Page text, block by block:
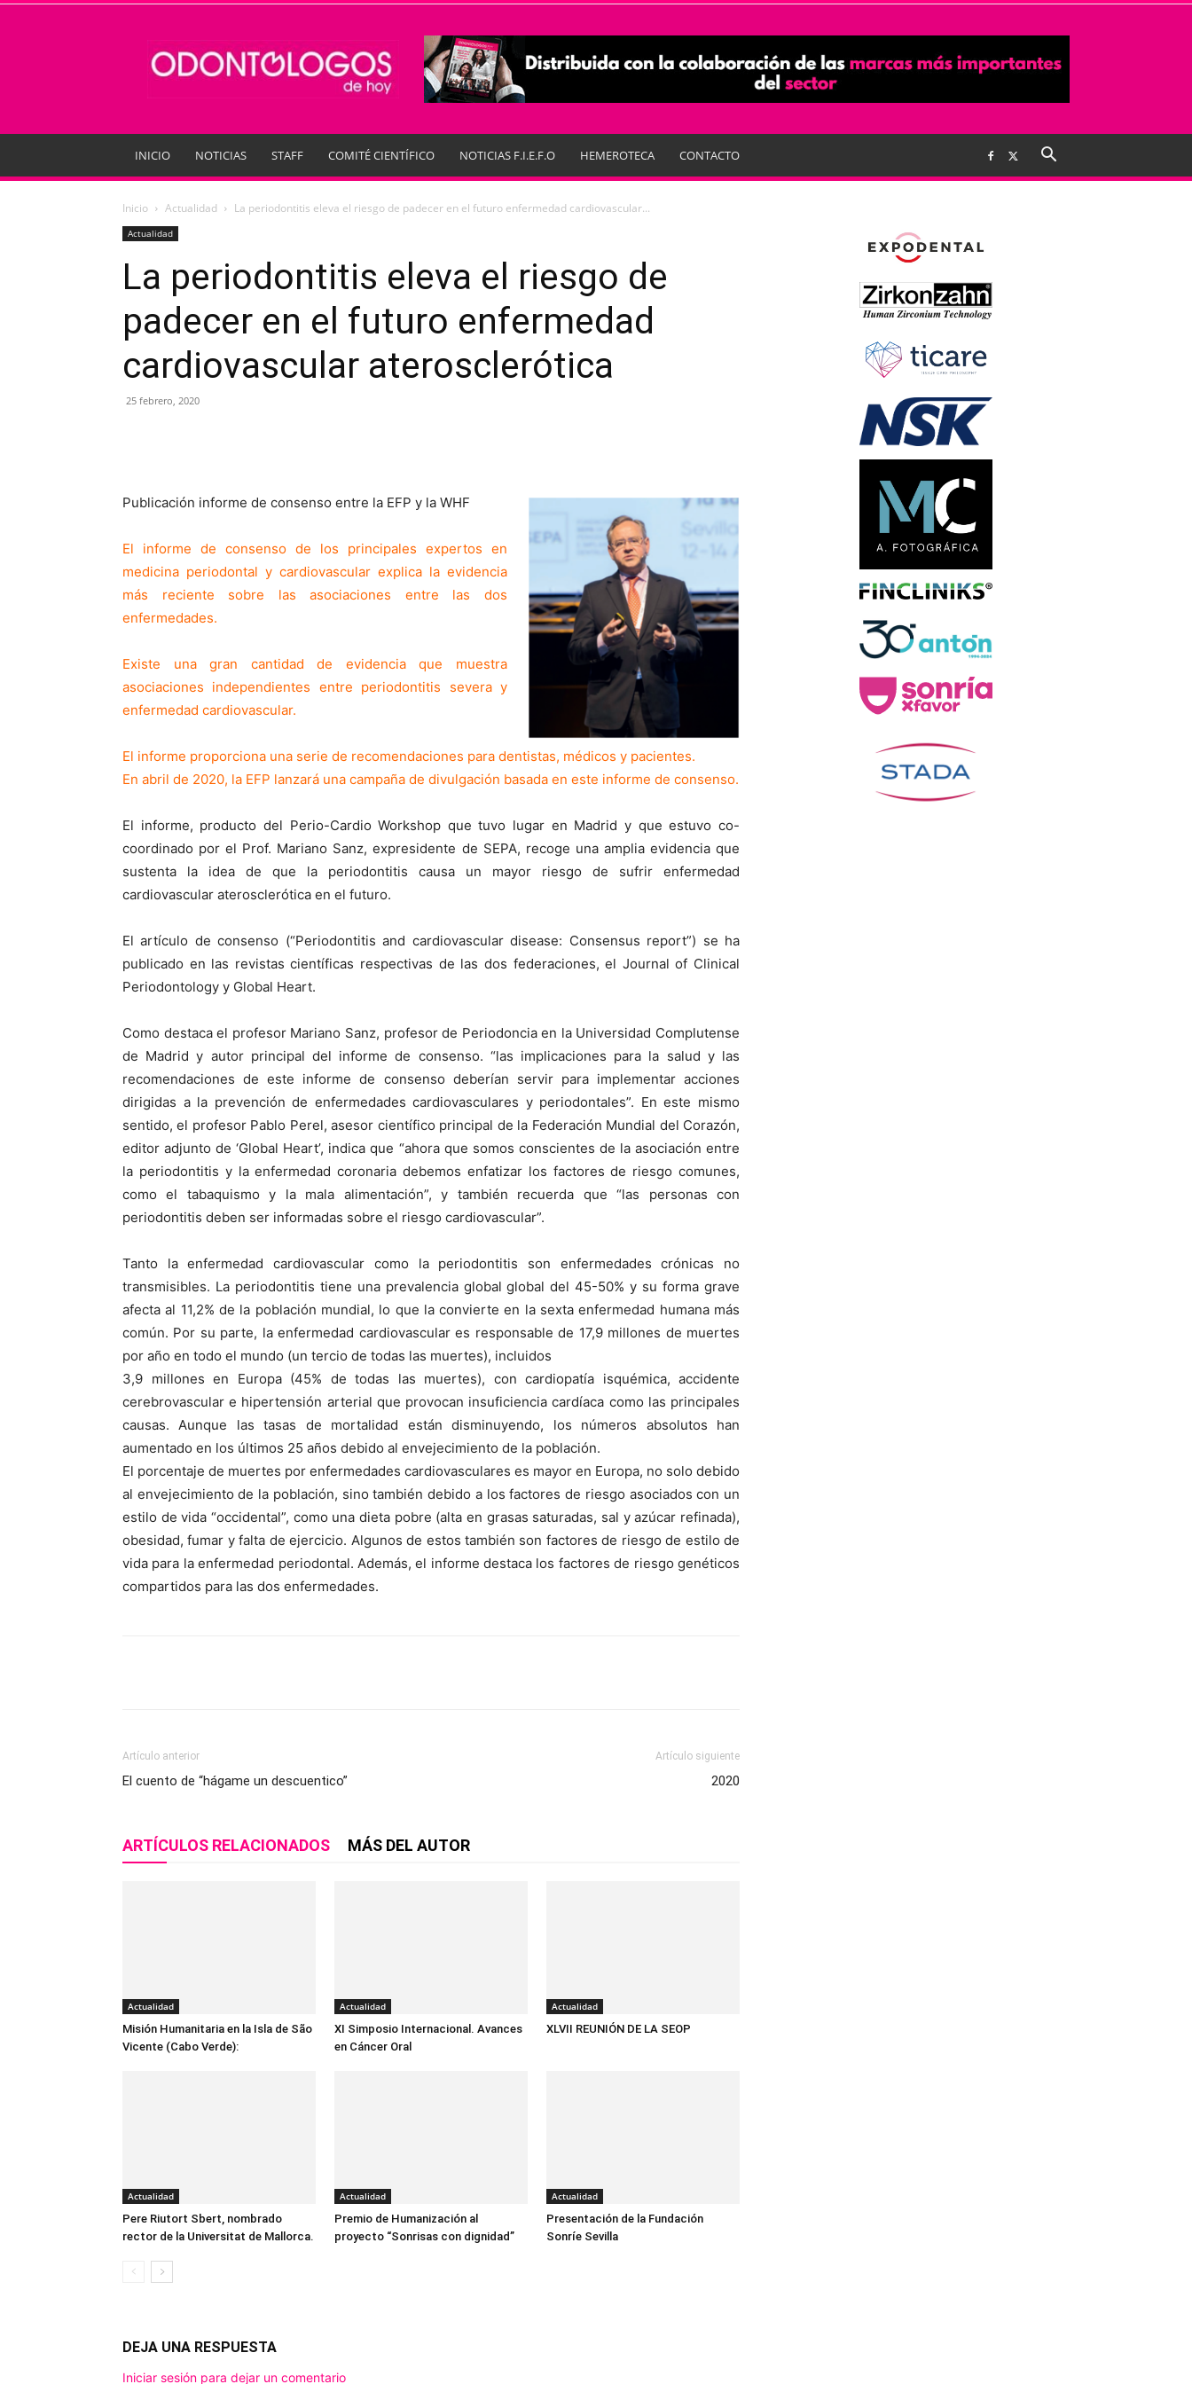
de
Hoy
INICIO NOTICIAS STAFF COMITÉ CIENTÍFICO NOTICIAS F.I.E.F.O HEMEROTECA CONTACTO
Inicio Actualidad La periodontitis eleva el riesgo de padecer en el futuro enfermedad cardiovascular...
Actualidad
La periodontitis eleva el riesgo de
padecer en el futuro enfermedad
cardiovascular aterosclerótica
25 febrero, 2020
Publicación informe de consenso entre la EFP y la WHF
El informe de consenso de los principales expertos en
medicina periodontal y cardiovascular explica la evidencia
más reciente sobre las asociaciones entre las dos
enfermedades.
Existe una gran cantidad de evidencia que muestra
asociaciones independientes entre periodontitis severa y
enfermedad cardiovascular.
El informe proporciona una serie de recomendaciones para dentistas, médicos y pacientes.
En abril de 2020, la EFP lanzará una campaña de divulgación basada en este informe de consenso.
El informe, producto del Perio-Cardio Workshop que tuvo lugar en Madrid y que estuvo co-
coordinado por el Prof. Mariano Sanz, expresidente de SEPA, recoge una amplia evidencia que
sustenta la idea de que la periodontitis causa un mayor riesgo de sufrir enfermedad
cardiovascular aterosclerótica en el futuro.
El artículo de consenso (“Periodontitis and cardiovascular disease: Consensus report”) se ha
publicado en las revistas científicas respectivas de las dos federaciones, el Journal of Clinical
Periodontology y Global Heart.
Como destaca el profesor Mariano Sanz, profesor de Periodoncia en la Universidad Complutense
de Madrid y autor principal del informe de consenso. “las implicaciones para la salud y las
recomendaciones de este informe de consenso deberían servir para implementar acciones
dirigidas a la prevención de enfermedades cardiovasculares y periodontales”. En este mismo
sentido, el profesor Pablo Perel, asesor científico principal de la Federación Mundial del Corazón,
editor adjunto de ‘Global Heart’, indica que “ahora que somos conscientes de la asociación entre
la periodontitis y la enfermedad coronaria debemos enfatizar los factores de riesgo comunes,
como el tabaquismo y la mala alimentación”, y también recuerda que “las personas con
periodontitis deben ser informadas sobre el riesgo cardiovascular”.
Tanto la enfermedad cardiovascular como la periodontitis son enfermedades crónicas no
transmisibles. La periodontitis tiene una prevalencia global global del 45-50% y su forma grave
afecta al 11,2% de la población mundial, lo que la convierte en la sexta enfermedad humana más
común. Por su parte, la enfermedad cardiovascular es responsable de 17,9 millones de muertes
por año en todo el mundo (un tercio de todas las muertes), incluidos
3,9 millones en Europa (45% de todas las muertes), con cardiopatía isquémica, accidente
cerebrovascular e hipertensión arterial que provocan insuficiencia cardíaca como las principales
causas. Aunque las tasas de mortalidad están disminuyendo, los números absolutos han
aumentado en los últimos 25 años debido al envejecimiento de la población.
El porcentaje de muertes por enfermedades cardiovasculares es mayor en Europa, no solo debido
al envejecimiento de la población, sino también debido a los factores de riesgo asociados con un
estilo de vida “occidental”, como una dieta pobre (alta en grasas saturadas, sal y azúcar refinada),
obesidad, fumar y falta de ejercicio. Algunos de estos también son factores de riesgo de estilo de
vida para la enfermedad periodontal. Además, el informe destaca los factores de riesgo genéticos
compartidos para las dos enfermedades.
Artículo anterior
El cuento de “hágame un descuentico”
Artículo siguiente
2020
ARTÍCULOS RELACIONADOS MÁS DEL AUTOR
Actualidad
Misión Humanitaria en la Isla de São
Vicente (Cabo Verde):
Actualidad
XI Simposio Internacional. Avances
en Cáncer Oral
Actualidad
XLVII REUNIÓN DE LA SEOP
Actualidad
Pere Riutort Sbert, nombrado
rector de la Universitat de Mallorca.
Actualidad
Premio de Humanización al
proyecto “Sonrisas con dignidad”
Actualidad
Presentación de la Fundación
Sonríe Sevilla
DEJA UNA RESPUESTA
Iniciar sesión para dejar un comentario